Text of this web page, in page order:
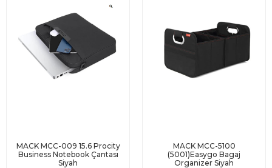
MACK MCC-009 15.6 Procity
Business Notebook Çantası
Siyah
MACK MCC-5100
(5001)Easygo Bagaj
Organizer Siyah